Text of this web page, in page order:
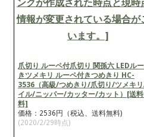
爪切り ルーペ付爪切り 関孫六 LEDル
きツメキリ ルーペ付きつめきり HC-
3536（高級/つめきり/爪切り/ツメキ
イル/ニッパー/カッター/カット）[送
料]
価格：2536円（税込、送料無料)
(2020/2/29時点)